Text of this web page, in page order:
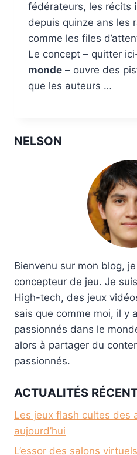
fédérateurs, les récits
depuis quinze ans les
comme les files
Le concept – quitter
monde – ouvre des
que les auteurs …
NELSON
Bienvenu sur mon blog,
concepteur de jeu. Je
High-tech, des jeux
sais que comme moi, il y
passionnés dans le
alors à partager du
passionnés.
ACTUALITÉS
Les jeux flash cultes des
aujourd’hui
L’essor des salons